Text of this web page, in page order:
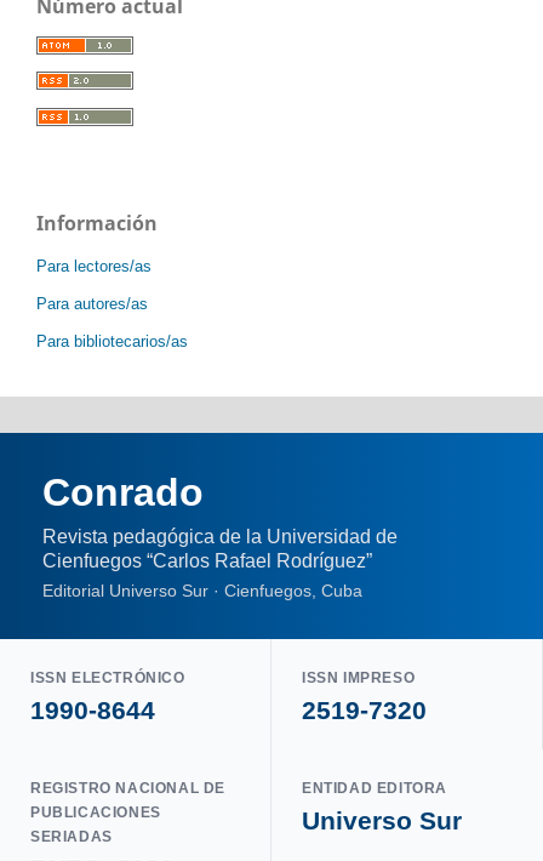
Número actual
Información
Para lectores/as
Para autores/as
Para bibliotecarios/as
Conrado
Revista pedagógica de la Universidad de
Cienfuegos “Carlos Rafael Rodríguez”
Editorial Universo Sur · Cienfuegos, Cuba
ISSN ELECTRÓNICO
1990-8644
ISSN IMPRESO
2519-7320
REGISTRO NACIONAL DE
PUBLICACIONES
SERIADAS
ENTIDAD EDITORA
Universo Sur